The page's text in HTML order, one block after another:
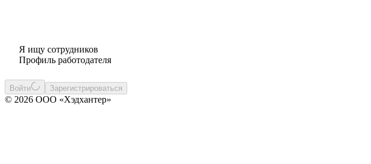
Я ищу сотрудников
Профиль работодателя
Войти Зарегистрироваться
© 2026 ООО «Хэдхантер»